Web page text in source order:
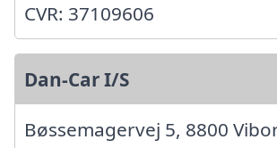
CVR: 37109606
Dan-Car I/S
Bøssemagervej 5, 8800